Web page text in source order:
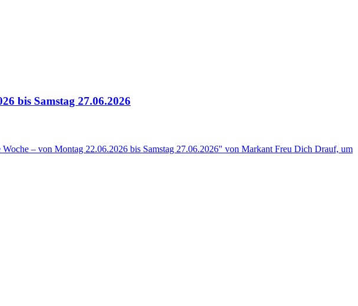
bis Samstag 27.06.2026
– von Montag 22.06.2026 bis Samstag 27.06.2026" von Markant Freu Dich Drauf, um